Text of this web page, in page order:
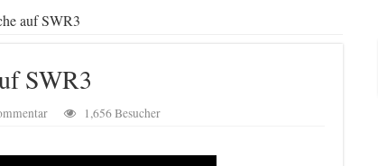
auf SWR3
SWR3
1,656 Besucher